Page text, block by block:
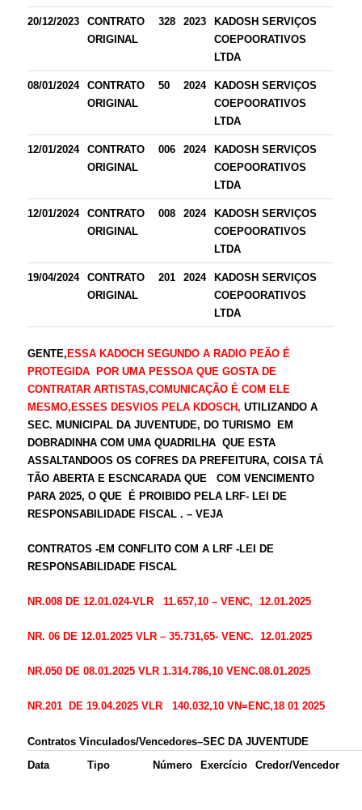
20/12/2023
CONTRATO
ORIGINAL
328 2023
KADOSH SERVIÇOS
COEPOORATIVOS
LTDA
08/01/2024
CONTRATO
ORIGINAL
50 2024
KADOSH SERVIÇOS
COEPOORATIVOS
LTDA
12/01/2024
CONTRATO
ORIGINAL
006 2024
KADOSH SERVIÇOS
COEPOORATIVOS
LTDA
12/01/2024
CONTRATO
ORIGINAL
008 2024
KADOSH SERVIÇOS
COEPOORATIVOS
LTDA
19/04/2024
CONTRATO
ORIGINAL
201 2024
KADOSH SERVIÇOS
COEPOORATIVOS
LTDA
GENTE, ESSA KADOCH SEGUNDO A RADIO PEÃO É
PROTEGIDA POR UMA PESSOA QUE GOSTA DE
CONTRATAR ARTISTAS,COMUNICAÇÃO É COM ELE
MESMO,ESSES DESVIOS PELA KDOSCH,UTILIZANDO A
SEC. MUNICIPAL DA JUVENTUDE, DO TURISMO EM
DOBRADINHA COM UMA QUADRILHA QUE ESTA
ASSALTANDOOS OS COFRES DA PREFEITURA, COISA TÁ
TÃO ABERTA E ESCNCARADA QUE COM VENCIMENTO
PARA 2025, O QUE É PROIBIDO PELA LRF- LEI DE
RESPONSABILIDADE FISCAL . – VEJA
CONTRATOS -EM CONFLITO COM A LRF -LEI DE
RESPONSABILIDADE FISCAL
NR.008 DE 12.01.024-VLR 11.657,10 – VENC, 12.01.2025
NR. 06 DE 12.01.2025 VLR – 35.731,65- VENC. 12.01.2025
NR.050 DE 08.01.2025 VLR 1.314.786,10 VENC.08.01.2025
NR.201 DE 19.04.2025 VLR 140.032,10 VN=ENC,18 01 2025
Contratos Vinculados/Vencedores–SEC DA JUVENTUDE
Data
Tipo Número Exercício Credor/Vencedor